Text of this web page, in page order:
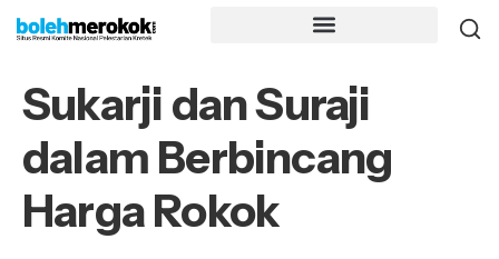
Sukarji dan Suraji
dalam Berbincang
Harga Rokok